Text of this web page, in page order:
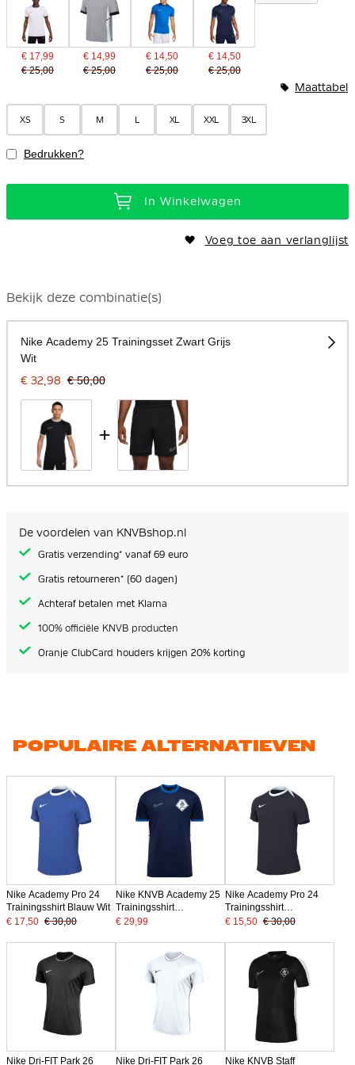
€ 17,99
€ 25,00
€ 14,99
€ 25,00
€ 14,50
€ 25,00
€ 14,50
€ 25,00
XS S M L XL XXL 3XL
Maattabel
Bedrukken?
In Winkelwagen
Voeg toe aan verlanglijst
Bekijk deze combinatie(s)
Nike Academy 25 Trainingsset Zwart Grijs
Wit
€ 32,98 € 50,00
+
De voordelen van KNVBshop.nl
Gratis verzending* vanaf 69 euro
Gratis retourneren* (60 dagen)
Achteraf betalen met Klarna
100% officiële KNVB producten
Oranje ClubCard houders krijgen 20% korting
POPULAIRE ALTERNATIEVEN
Nike Academy Pro 24
Trainingsshirt Blauw Wit
€ 17,50 € 30,00
Nike KNVB Academy 25
Trainingsshirt
Donkerblauw Wit
€ 29,99
Nike Academy Pro 24
Trainingsshirt
Donkerblauw Wit
€ 15,50 € 30,00
Nike Dri-FIT Park 26 Nike Dri-FIT Park 26 Nike KNVB Staff